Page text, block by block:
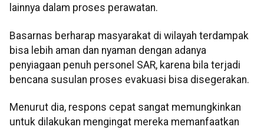
lainnya dalam proses perawatan.
Basarnas berharap masyarakat di wilayah terdampak
bisa lebih aman dan nyaman dengan adanya
penyiagaan penuh personel SAR, karena bila terjadi
bencana susulan proses evakuasi bisa disegerakan.
Menurut dia, respons cepat sangat memungkinkan
untuk dilakukan mengingat mereka memanfaatkan